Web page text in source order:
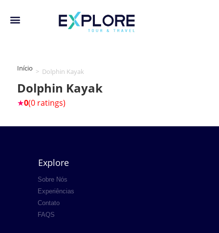
Início > Dolphin Kayak
Dolphin Kayak
★0(0 ratings)
Explore
Sobre Nós
Experiências
Contato
FAQS